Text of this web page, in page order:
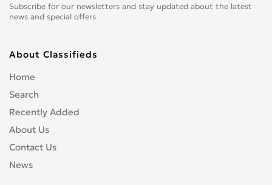
Subscribe for our newsletters and stay updated about the latest
news and special offers.
About Classifieds
Home
Search
Recently Added
About Us
Contact Us
News